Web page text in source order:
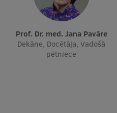
Rezidentūra
Uzņemšana
Praktiska informācija
Prof. Dr. med. Jana Pavāre
Dekāne, Docētāja, Vadošā
pētniece